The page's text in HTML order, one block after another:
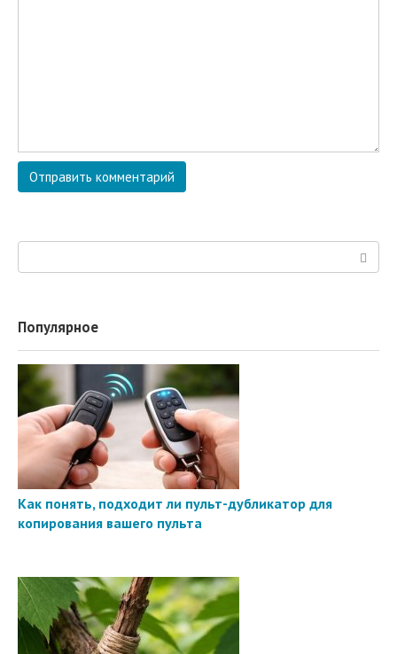
Популярное
Как понять, подходит ли пульт-дубликатор для
копирования вашего пульта